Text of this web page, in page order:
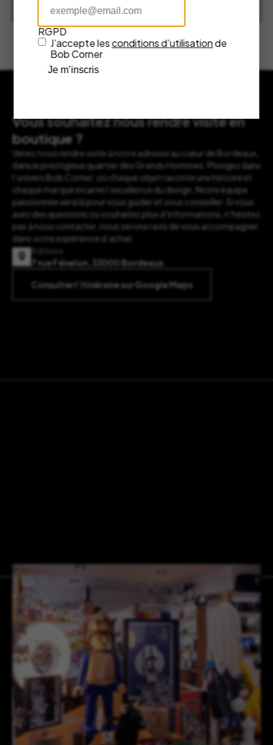
Découvrir nos marques
Vous souhaitez nous rendre visite en
boutique ?
Venez nous rendre visite à notre adresse au cœur de Bordeaux,
dans le prestigieux quartier des Grands Hommes. Plongez dans
l’univers Bob Corner, où chaque objet raconte une histoire et
chaque marque incarne l’excellence du design. Notre équipe
passionnée sera là pour vous guider et vous conseiller. Si vous
avez des questions ou souhaitez plus d’informations, n’hésitez
pas à nous contacter, nous serons ravis de vous accompagner
dans votre expérience d’achat.
Adresse
7 rue Fénelon, 33000 Bordeaux
Consulter l’itinéraire sur Google Maps
RGPD
J’accepte lesconditions d’utilisationde
Bob Corner
Je m’inscris